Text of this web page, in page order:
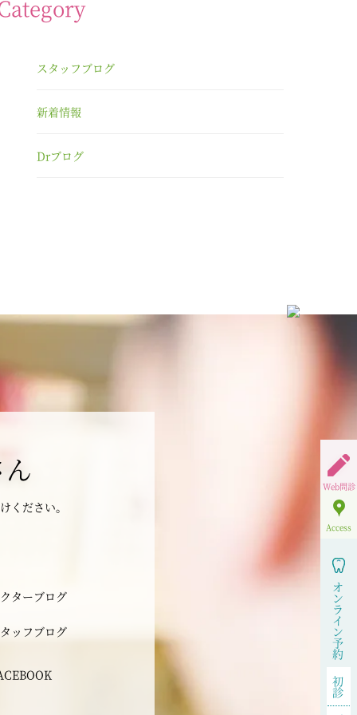
Web問診
Access
オ
ン
ラ
イ
ン
予
約
初
診
スタッフブログ
新着情報
Drブログ
ください。
ターブログ
ッフブログ